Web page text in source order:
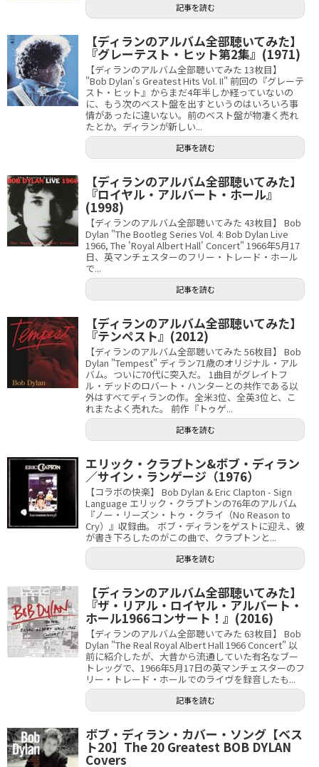
記事を読む
【ディランのアルバム全部聴いてみた】
『グレーテスト・ヒット第2集』(1971)
【ディランのアルバム全部聴いてみた 13枚目】
"Bob Dylan's Greatest Hits Vol. II" 前回の『グレーテ
スト・ヒット』からまだ4年半しか経っていないの
に、もう次のベスト盤を出すというのはいろいろ事
情があったに違いない。前のベスト盤が物凄く売れ
たとか。ディランが新しい...
記事を読む
【ディランのアルバム全部聴いてみた】
『ロイヤル・アルバート・ホール』
(1998)
【ディランのアルバム全部聴いてみた 43枚目】 Bob
Dylan "The Bootleg Series Vol. 4: Bob Dylan Live
1966, The 'Royal Albert Hall' Concert" 1966年5月17
日、英マンチェスターのフリー・トレード・ホール
で...
記事を読む
【ディランのアルバム全部聴いてみた】
『テンペスト』(2012)
【ディランのアルバム全部聴いてみた 56枚目】 Bob
Dylan "Tempest" ディラン71歳のオリジナル・アル
バム。ついに70代に突入だ。 1曲目がグレイトフ
ル・デッドのロバート・ハンターとの共作である以
外はすべてディランの作。全米3位、全英3位と、こ
れまたよく売れた。 前作『トゥゲ...
記事を読む
エリック・クラプトン&ボブ・ディラン
／サイン・ランゲージ（1976）
【コラボの快楽】 Bob Dylan & Eric Clapton - Sign
Language エリック・クラプトンの76年のアルバム
『ノー・リーズン・トゥ・クライ（No Reason to
Cry）』収録曲。 ボブ・ディランをゲストに迎え、彼
が書き下ろしたのがこの曲で、クラプトンと...
記事を読む
【ディランのアルバム全部聴いてみた】
『ザ・リアル・ロイヤル・アルバート・
ホール1966コンサート！』(2016)
【ディランのアルバム全部聴いてみた 63枚目】 Bob
Dylan "The Real Royal Albert Hall 1966 Concert" 以
前に紹介したが、大昔から流通していた有名なブー
トレッグで、1966年5月17日の英マンチェスターのフ
リー・トレード・ホールでのライヴを録音したも...
記事を読む
ボブ・ディラン・カバー・ソング【ベス
ト20】The 20 Greatest BOB DYLAN
Covers